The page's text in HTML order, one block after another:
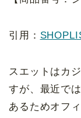
引用：
スエットはカ
すが、最近で
あるためオフ